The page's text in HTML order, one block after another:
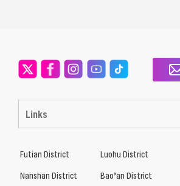
Links
Futian District Luohu District
Nanshan District
Bao’an District